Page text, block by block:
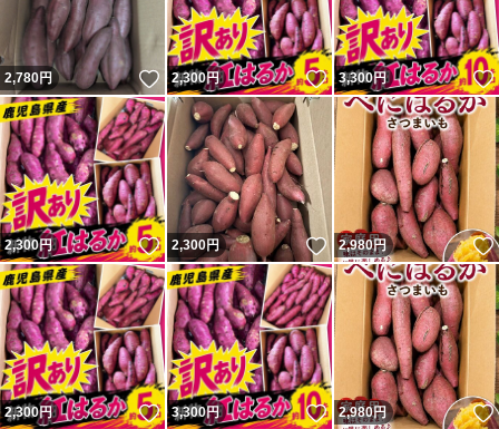
2,780円 いいね！
2,300円 いいね！
3,300円
2,300円 いいね！
2,300円 いいね！
2,980円
2,300円 いいね！
3,300円 いいね！
2,980円